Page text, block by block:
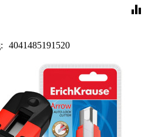
equalizer
4041485191520